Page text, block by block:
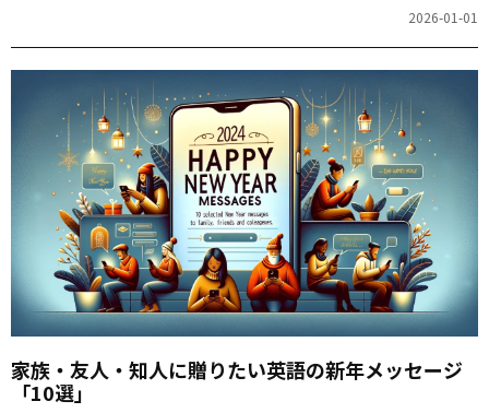
2026-01-01
家族・友人・知人に贈りたい英語の新年メッセージ
「10選」